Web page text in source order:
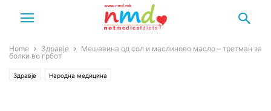
Home Здравје
Мешавина од сол и маслиново масло – третман за
болки во грбот
Здравје Народна медицина